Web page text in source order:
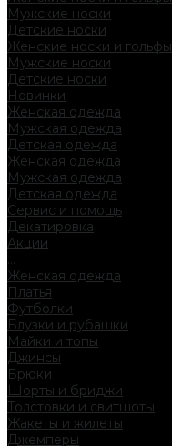
Мужские носки
Детские носки
Женские носки и гольфы
Мужские носки
Детские носки
Новинки
Женская одежда
Мужская одежда
Детская одежда
Женская одежда
Мужская одежда
Детская одежда
Сервис и помощь
Декатировка
Акции
...
Женская одежда
Платья
Футболки
Блузки и рубашки
Майки и топы
Джинсы
Брюки
Шорты и бриджи
Толстовки и свитшоты
Жакеты и жилеты
Джемперы